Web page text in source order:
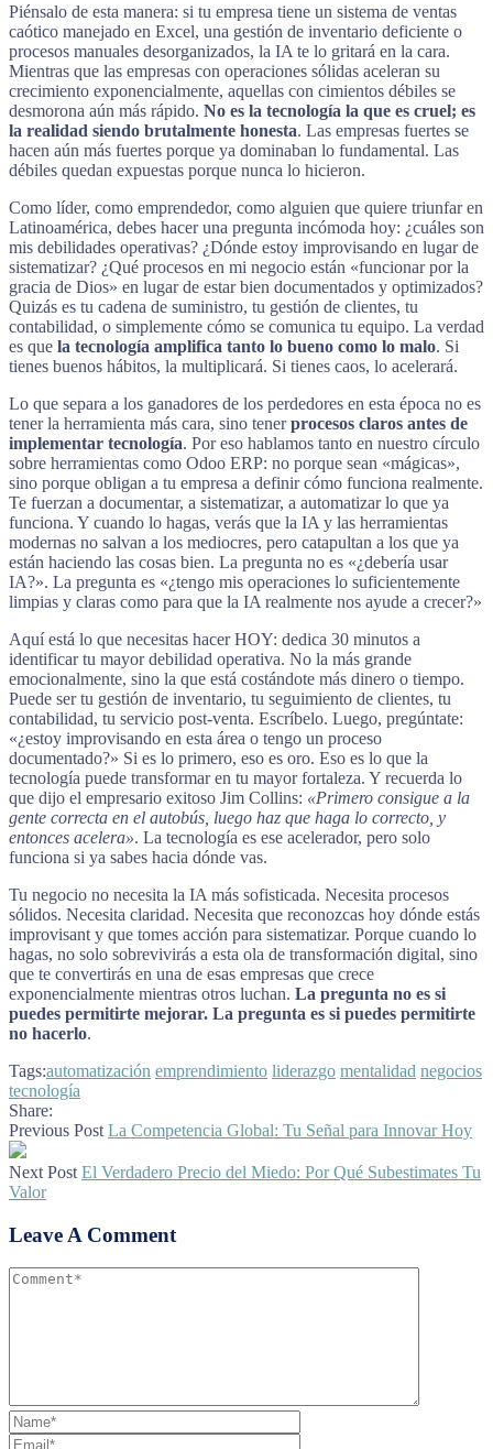
Piénsalo de esta manera: si tu empresa tiene un sistema de ventas
caótico manejado en Excel, una gestión de inventario deficiente o
procesos manuales desorganizados, la IA te lo gritará en la cara.
Mientras que las empresas con operaciones sólidas aceleran su
crecimiento exponencialmente, aquellas con cimientos débiles se
desmorona aún más rápido. No es la tecnología la que es cruel; es
la realidad siendo brutalmente honesta. Las empresas fuertes se
hacen aún más fuertes porque ya dominaban lo fundamental. Las
débiles quedan expuestas porque nunca lo hicieron.
Como líder, como emprendedor, como alguien que quiere triunfar en
Latinoamérica, debes hacer una pregunta incómoda hoy: ¿cuáles son
mis debilidades operativas? ¿Dónde estoy improvisando en lugar de
sistematizar? ¿Qué procesos en mi negocio están «funcionar por la
gracia de Dios» en lugar de estar bien documentados y optimizados?
Quizás es tu cadena de suministro, tu gestión de clientes, tu
contabilidad, o simplemente cómo se comunica tu equipo. La verdad
es que la tecnología amplifica tanto lo bueno como lo malo. Si
tienes buenos hábitos, la multiplicará. Si tienes caos, lo acelerará.
Lo que separa a los ganadores de los perdedores en esta época no es
tener la herramienta más cara, sino tenerprocesos claros antes de
implementar tecnología. Por eso hablamos tanto en nuestro círculo
sobre herramientas como Odoo ERP: no porque sean «mágicas»,
sino porque obligan a tu empresa a definir cómo funciona realmente.
Te fuerzan a documentar, a sistematizar, a automatizar lo que ya
funciona. Y cuando lo hagas, verás que la IA y las herramientas
modernas no salvan a los mediocres, pero catapultan a los que ya
están haciendo las cosas bien. La pregunta no es «¿debería usar
IA?». La pregunta es «¿tengo mis operaciones lo suficientemente
limpias y claras como para que la IA realmente nos ayude a crecer?»
Aquí está lo que necesitas hacer HOY: dedica 30 minutos a
identificar tu mayor debilidad operativa. No la más grande
emocionalmente, sino la que está costándote más dinero o tiempo.
Puede ser tu gestión de inventario, tu seguimiento de clientes, tu
contabilidad, tu servicio post-venta. Escríbelo. Luego, pregúntate:
«¿estoy improvisando en esta área o tengo un proceso
documentado?» Si es lo primero, eso es oro. Eso es lo que la
tecnología puede transformar en tu mayor fortaleza. Y recuerda lo
que dijo el empresario exitoso Jim Collins: «Primero consigue a la
gente correcta en el autobús, luego haz que haga lo correcto, y
entonces acelera». La tecnología es ese acelerador, pero solo
funciona si ya sabes hacia dónde vas.
Tu negocio no necesita la IA más sofisticada. Necesita procesos
sólidos. Necesita claridad. Necesita que reconozcas hoy dónde estás
improvisant y que tomes acción para sistematizar. Porque cuando lo
hagas, no solo sobrevivirás a esta ola de transformación digital, sino
que te convertirás en una de esas empresas que crece
exponencialmente mientras otros luchan. La pregunta no es si
puedes permitirte mejorar. La pregunta es si puedes permitirte
no hacerlo.
Tags:automatización emprendimiento liderazgo mentalidad negocios
tecnología
Share:
Previous Post La Competencia Global: Tu Señal para Innovar Hoy
Next Post El Verdadero Precio del Miedo: Por Qué Subestimates Tu
Valor
Leave A Comment